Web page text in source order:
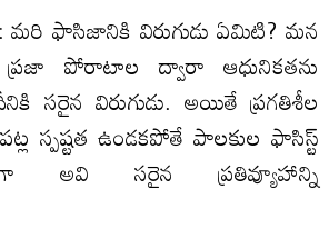
మరి ఫాసిజానికి విరుగుడు ఏమిటి? మన
పోరాటాల ద్వారా ఆధునికతను
సరైన విరుగుడు. అయితే ప్రగతిశీల
పట్ల స్పష్టత ఉండకపోతే పాలకుల ఫాసిస్ట్
అవి సరైన ప్రతివ్యూహాన్ని